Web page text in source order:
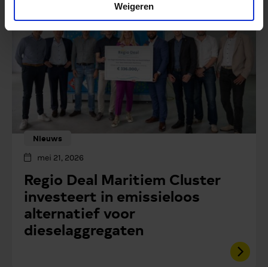
Weigeren
Nieuws
mei 21, 2026
Regio Deal Maritiem Cluster
investeert in emissieloos
alternatief voor
dieselaggregaten